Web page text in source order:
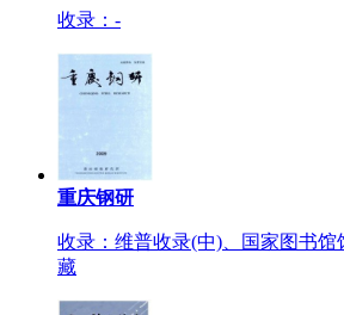
收录：-
重庆钢研
收录：维普收录(中)、国家图书
藏